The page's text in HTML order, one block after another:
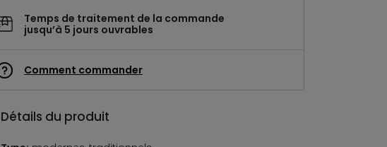
Temps de traitement de la commande
jusqu’à 5 jours ouvrables
Comment commander
Détails du produit